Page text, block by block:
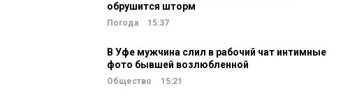
обрушится шторм
Погода 15:37
В Уфе мужчина слил в рабочий чат интимные
фото бывшей возлюбленной
Общество 15:21